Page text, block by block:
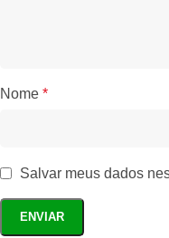
Nome *
Salvar meus dados